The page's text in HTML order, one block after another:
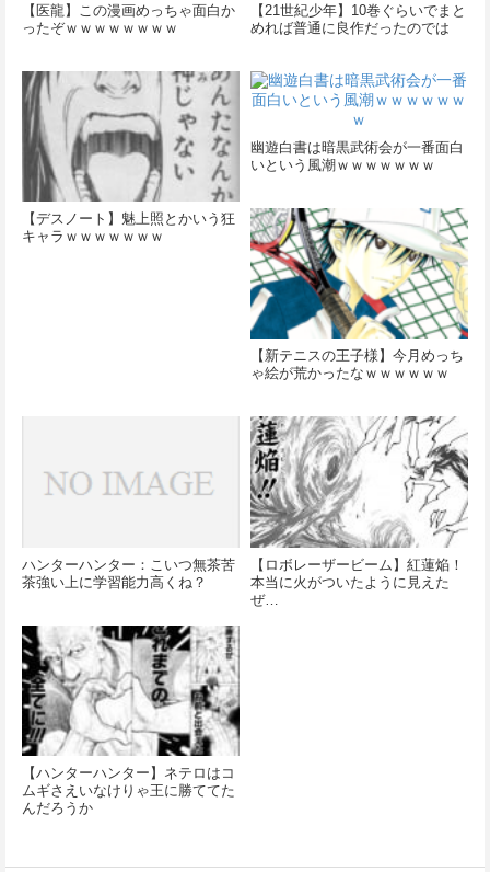
【医龍】この漫画めっちゃ面白か
ったぞｗｗｗｗｗｗｗｗ
【21世紀少年】10巻ぐらいでまと
めれば普通に良作だったのでは
【デスノート】魅上照とかいう狂
キャラｗｗｗｗｗｗｗ
幽遊白書は暗黒武術会が一番面白
いという風潮ｗｗｗｗｗｗｗ
【新テニスの王子様】今月めっち
ゃ絵が荒かったなｗｗｗｗｗｗ
ハンターハンター：こいつ無茶苦
茶強い上に学習能力高くね？
【ロボレーザービーム】紅蓮焔！
本当に火がついたように見えた
ぜ…
【ハンターハンター】ネテロはコ
ムギさえいなけりゃ王に勝ててた
んだろうか